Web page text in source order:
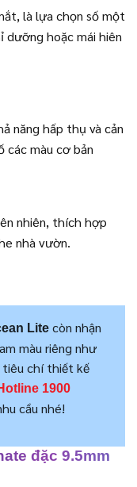
là lựa chọn số một
dưỡng hoặc mái hiên
năng hấp thụ và cản
màu cơ bản
nhiên, thích hợp
nhà vườn.
Lite còn nhận
màu riêng như
tiêu chí thiết kế
1900
cầu nhé!
đặc 9.5mm